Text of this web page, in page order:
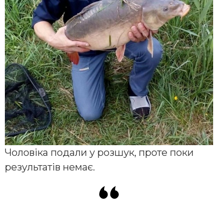
Чоловіка подали у розшук, проте поки
результатів немає.